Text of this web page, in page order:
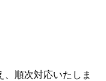
順次対応いたしま